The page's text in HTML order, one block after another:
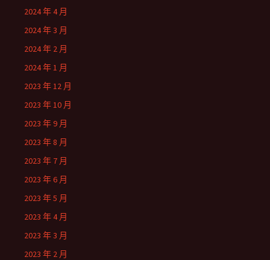
2024 年 4 月
2024 年 3 月
2024 年 2 月
2024 年 1 月
2023 年 12 月
2023 年 10 月
2023 年 9 月
2023 年 8 月
2023 年 7 月
2023 年 6 月
2023 年 5 月
2023 年 4 月
2023 年 3 月
2023 年 2 月